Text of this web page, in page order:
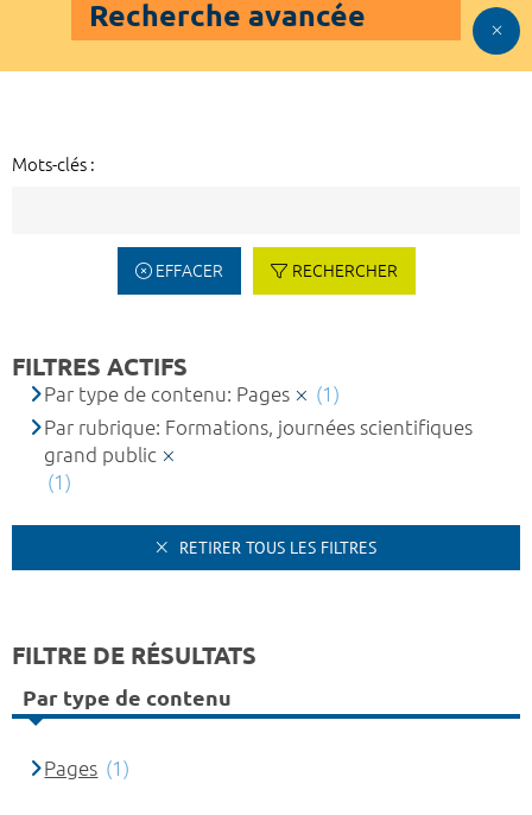
Recherche avancée
Mots-clés :
EFFACER RECHERCHER
FILTRES ACTIFS
Par type de contenu: Pages
(1)
Par rubrique: Formations, journées scientifiques
grand public
(1)
RETIRER TOUS LES FILTRES
FILTRE DE RÉSULTATS
Par type de contenu
Pages (1)